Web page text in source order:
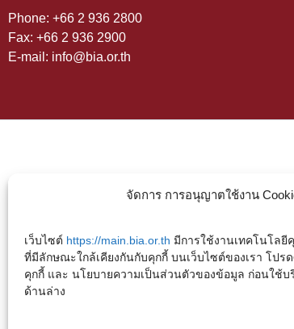
จัดการ การอนุญาตใช้งาน
เว็บไซต์ https://main.bia.or.th มีการใช้งานเทคโนโลยี
ที่มีลักษณะใกล้เคียงกันกับคุกกี้ บนเว็บไซต์ของเรา โปร
คุกกี้ และ นโยบายความเป็นส่วนตัวของข้อมูล ก่อนใช้บ
ด้านล่าง
Phone: +66 2 936 2800
Fax: +66 2 936 2900
E-mail: info@bia.or.th